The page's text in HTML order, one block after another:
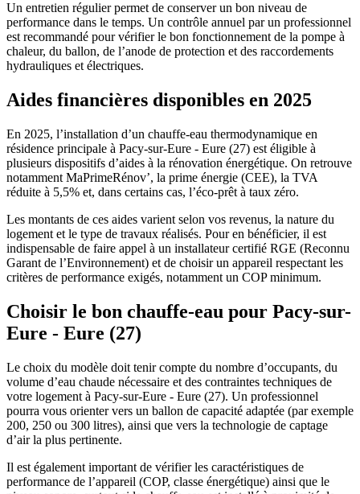
Un entretien régulier permet de conserver un bon niveau de
performance dans le temps. Un contrôle annuel par un professionnel
est recommandé pour vérifier le bon fonctionnement de la pompe à
chaleur, du ballon, de l’anode de protection et des raccordements
hydrauliques et électriques.​
Aides financières disponibles en 2025
En 2025, l’installation d’un chauffe-eau thermodynamique en
résidence principale à Pacy-sur-Eure - Eure (27) est éligible à
plusieurs dispositifs d’aides à la rénovation énergétique. On retrouve
notamment MaPrimeRénov’, la prime énergie (CEE), la TVA
réduite à 5,5% et, dans certains cas, l’éco-prêt à taux zéro.​
Les montants de ces aides varient selon vos revenus, la nature du
logement et le type de travaux réalisés. Pour en bénéficier, il est
indispensable de faire appel à un installateur certifié RGE (Reconnu
Garant de l’Environnement) et de choisir un appareil respectant les
critères de performance exigés, notamment un COP minimum.​
Choisir le bon chauffe-eau pour Pacy-sur-
Eure - Eure (27)
Le choix du modèle doit tenir compte du nombre d’occupants, du
volume d’eau chaude nécessaire et des contraintes techniques de
votre logement à Pacy-sur-Eure - Eure (27). Un professionnel
pourra vous orienter vers un ballon de capacité adaptée (par exemple
200, 250 ou 300 litres), ainsi que vers la technologie de captage
d’air la plus pertinente.​
Il est également important de vérifier les caractéristiques de
performance de l’appareil (COP, classe énergétique) ainsi que le